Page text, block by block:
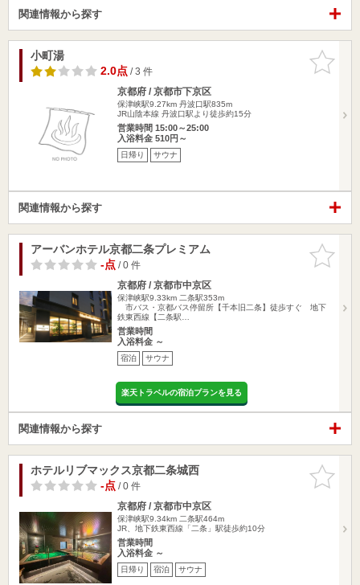
関連情報から探す
お気に入
りに追加
小町湯
2.0点/ 3 件
京都府 / 京都市下京区
保津峡駅9.27km 丹波口駅835m
JR山陰本線 丹波口駅より徒歩約15分
営業時間 15:00～25:00
入浴料金 510円～
日帰り サウナ
関連情報から探す
お気に入
りに追加
アーバンホテル京都二条プレミアム
-点/ 0 件
京都府 / 京都市中京区
保津峡駅9.33km 二条駅353m
市バス・京都バス停留所【千本旧二条】徒歩すぐ 地下
鉄東西線【二条駅…
営業時間
入浴料金 ～
宿泊 サウナ
楽天トラベルの宿泊プランを見る
関連情報から探す
お気に入
りに追加
ホテルリブマックス京都二条城西
-点/ 0 件
京都府 / 京都市中京区
保津峡駅9.34km 二条駅464m
JR、地下鉄東西線「二条」駅徒歩約10分
営業時間
入浴料金 ～
日帰り 宿泊 サウナ